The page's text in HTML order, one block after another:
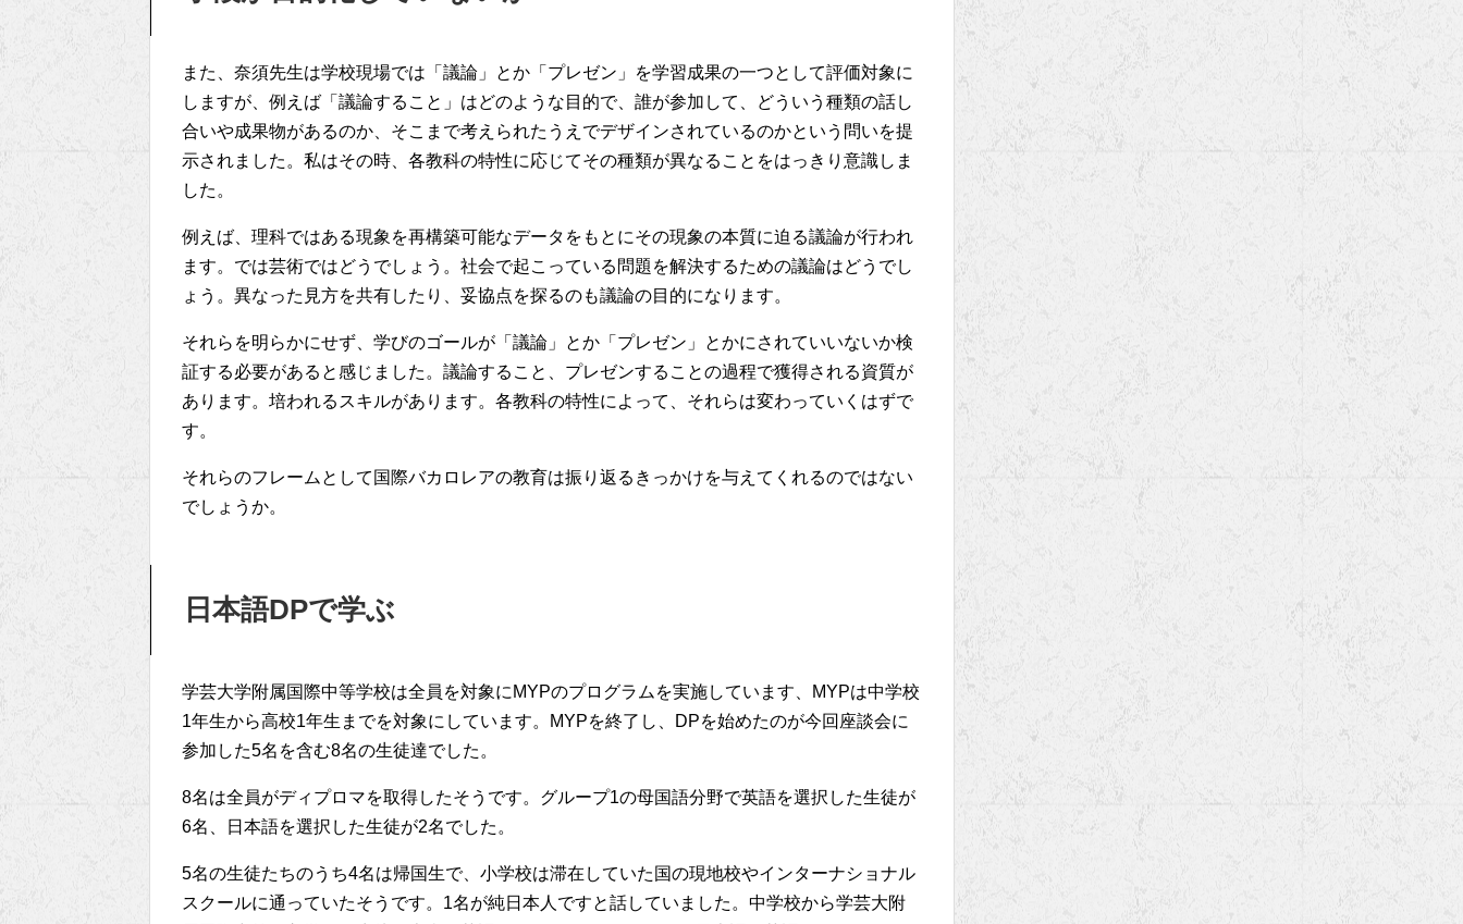
また、奈須先生は学校現場では「議論」とか「プレゼン」を学習成果の一つとして評価対象に
しますが、例えば「議論すること」はどのような目的で、誰が参加して、どういう種類の話し
合いや成果物があるのか、そこまで考えられたうえでデザインされているのかという問いを提
示されました。私はその時、各教科の特性に応じてその種類が異なることをはっきり意識しま
した。
例えば、理科ではある現象を再構築可能なデータをもとにその現象の本質に迫る議論が行われ
ます。では芸術ではどうでしょう。社会で起こっている問題を解決するための議論はどうでし
ょう。異なった見方を共有したり、妥協点を探るのも議論の目的になります。
それらを明らかにせず、学びのゴールが「議論」とか「プレゼン」とかにされていいないか検
証する必要があると感じました。議論すること、プレゼンすることの過程で獲得される資質が
あります。培われるスキルがあります。各教科の特性によって、それらは変わっていくはずで
す。
それらのフレームとして国際バカロレアの教育は振り返るきっかけを与えてくれるのではない
でしょうか。
日本語DPで学ぶ
学芸大学附属国際中等学校は全員を対象にMYPのプログラムを実施しています、MYPは中学校
1年生から高校1年生までを対象にしています。MYPを終了し、DPを始めたのが今回座談会に
参加した5名を含む8名の生徒達でした。
8名は全員がディプロマを取得したそうです。グループ1の母国語分野で英語を選択した生徒が
6名、日本語を選択した生徒が2名でした。
5名の生徒たちのうち4名は帰国生で、小学校は滞在していた国の現地校やインターナショナル
スクールに通っていたそうです。1名が純日本人ですと話していました。中学校から学芸大附